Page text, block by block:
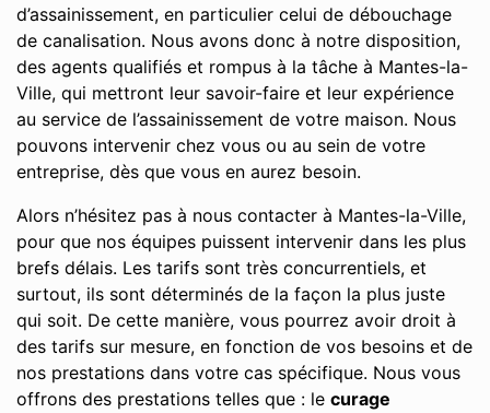
d’assainissement, en particulier celui de débouchage
de canalisation. Nous avons donc à notre disposition,
des agents qualifiés et rompus à la tâche à Mantes-la-
Ville, qui mettront leur savoir-faire et leur expérience
au service de l’assainissement de votre maison. Nous
pouvons intervenir chez vous ou au sein de votre
entreprise, dès que vous en aurez besoin.
Alors n’hésitez pas à nous contacter à Mantes-la-Ville,
pour que nos équipes puissent intervenir dans les plus
brefs délais. Les tarifs sont très concurrentiels, et
surtout, ils sont déterminés de la façon la plus juste
qui soit. De cette manière, vous pourrez avoir droit à
des tarifs sur mesure, en fonction de vos besoins et de
nos prestations dans votre cas spécifique. Nous vous
offrons des prestations telles que : le curage